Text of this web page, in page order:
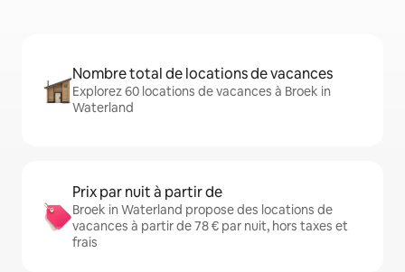
Nombre total de locations de vacances
Explorez 60 locations de vacances à Broek in
Waterland
Prix par nuit à partir de
Broek in Waterland propose des locations de
vacances à partir de 78 € par nuit, hors taxes et
frais